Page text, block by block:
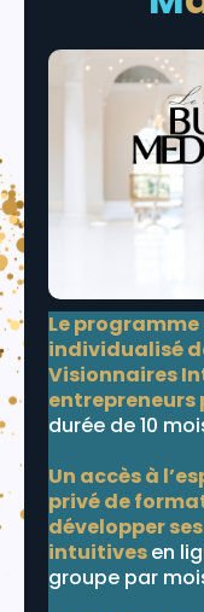
Le
individualisé
Visionnaires
entrepreneurs
durée de 10
Un accès à
privé de
développer
intuitivesen
groupe par